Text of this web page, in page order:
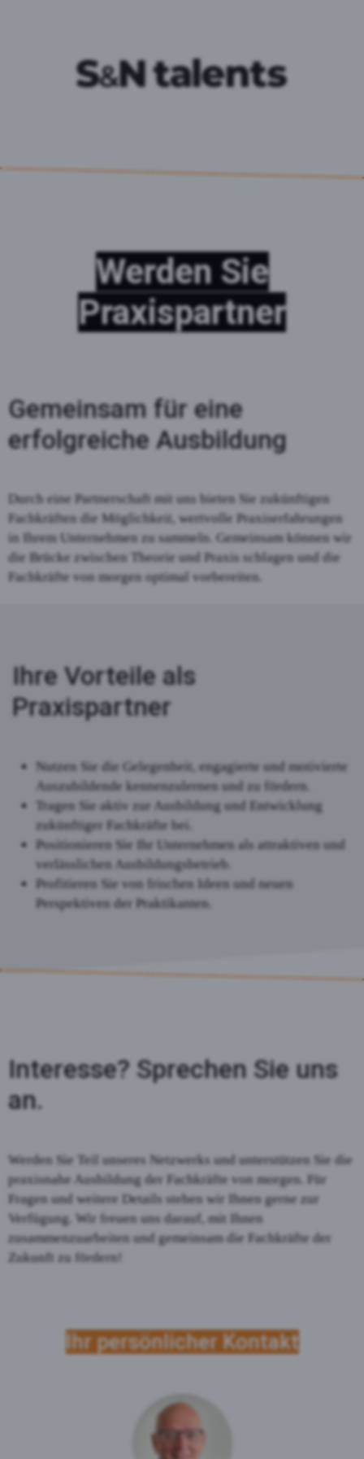
Werden Sie
Praxispartner
Gemeinsam für eine
erfolgreiche Ausbildung
Durch eine Partnerschaft mit uns bieten Sie zukünftigen
Fachkräften die Möglichkeit, wertvolle Praxiserfahrungen
in Ihrem Unternehmen zu sammeln. Gemeinsam können wir
die Brücke zwischen Theorie und Praxis schlagen und die
Fachkräfte von morgen optimal vorbereiten.
Ihre Vorteile als
Praxispartner
Nutzen Sie die Gelegenheit, engagierte und motivierte
Auszubildende kennenzulernen und zu fördern.
Tragen Sie aktiv zur Ausbildung und Entwicklung
zukünftiger Fachkräfte bei.
Positionieren Sie Ihr Unternehmen als attraktiven und
verlässlichen Ausbildungsbetrieb.
Profitieren Sie von frischen Ideen und neuen
Perspektiven der Praktikanten.
Interesse? Sprechen Sie uns
an.
Werden Sie Teil unseres Netzwerks und unterstützen Sie die
praxisnahe Ausbildung der Fachkräfte von morgen. Für
Fragen und weitere Details stehen wir Ihnen gerne zur
Verfügung. Wir freuen uns darauf, mit Ihnen
zusammenzuarbeiten und gemeinsam die Fachkräfte der
Zukunft zu fördern!
Ihr persönlicher Kontakt